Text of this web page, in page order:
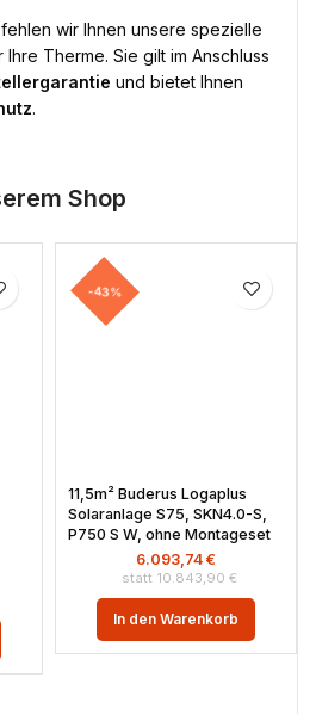
wir Ihnen unsere spezielle
Ihre Therme. Sie gilt im Anschluss
und bietet Ihnen
.
Shop
-43%
11,5m² Buderus Logaplus
Solaranlage S75, SKN4.0-S,
P750 S W, ohne Montageset
10.843,90 €
6.093,74 €
In den Warenkorb